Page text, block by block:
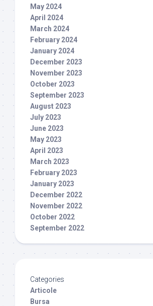
May 2024
April 2024
March 2024
February 2024
January 2024
December 2023
November 2023
October 2023
September 2023
August 2023
July 2023
June 2023
May 2023
April 2023
March 2023
February 2023
January 2023
December 2022
November 2022
October 2022
September 2022
Categories
Articole
Bursa